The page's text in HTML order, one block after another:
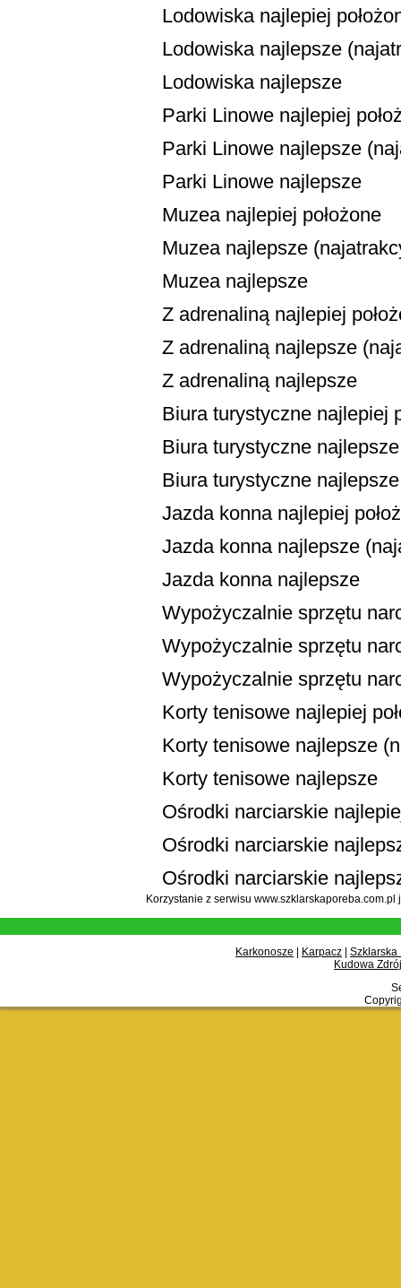
Lodowiska najlepiej
Lodowiska najlepsze
Lodowiska najlepsze
Parki Linowe najlepiej
Parki Linowe najlepsze
Parki Linowe najlepsze
Muzea najlepiej położone
Muzea najlepsze
Muzea najlepsze
Z adrenaliną najlepiej
Z adrenaliną najlepsze
Z adrenaliną najlepsze
Biura turystyczne najlepiej
Biura turystyczne
Biura turystyczne najlepsze
Jazda konna najlepiej
Jazda konna najlepsze
Jazda konna najlepsze
Wypożyczalnie sprzętu
Wypożyczalnie sprzętu
Wypożyczalnie sprzętu
Korty tenisowe najlepiej
Korty tenisowe najlepsze
Korty tenisowe najlepsze
Ośrodki narciarskie
Ośrodki narciarskie
Ośrodki narciarskie
Korzystanie z serwisu
Karkonosze Karpacz
Szklarska
Kudowa